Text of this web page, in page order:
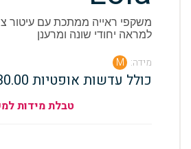
משקפי ראייה ממתכת עם עיטור
למראה יחודי שונה ומרענן
מידה: M
כולל עדשות אופטיות 430.00 ₪
טבלת מידות